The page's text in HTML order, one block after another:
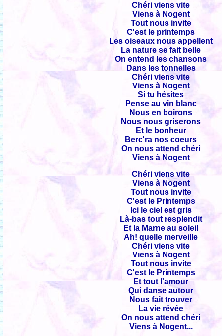
Chéri viens vite
Viens à Nogent
Tout nous invite
C'est le printemps
Les oiseaux nous appellent
La nature se fait belle
On entend les chansons
Dans les tonnelles
Chéri viens vite
Viens à Nogent
Si tu hésites
Pense au vin blanc
Nous en boirons
Nous nous griserons
Et le bonheur
Berc'ra nos coeurs
On nous attend chéri
Viens à Nogent
Chéri viens vite
Viens à Nogent
Tout nous invite
C'est le Printemps
Ici le ciel est gris
Là-bas tout resplendit
Et la Marne au soleil
Ah! quelle merveille
Chéri viens vite
Viens à Nogent
Tout nous invite
C'est le Printemps
Et tout l'amour
Qui danse autour
Nous fait trouver
La vie rêvée
On nous attend chéri
Viens à Nogent...